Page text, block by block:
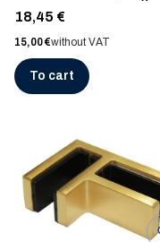
AISI 316, ЗОЛОТОЙ
ШЛИФ
Price
18,45 €
Price
15,00 €without VAT
To cart